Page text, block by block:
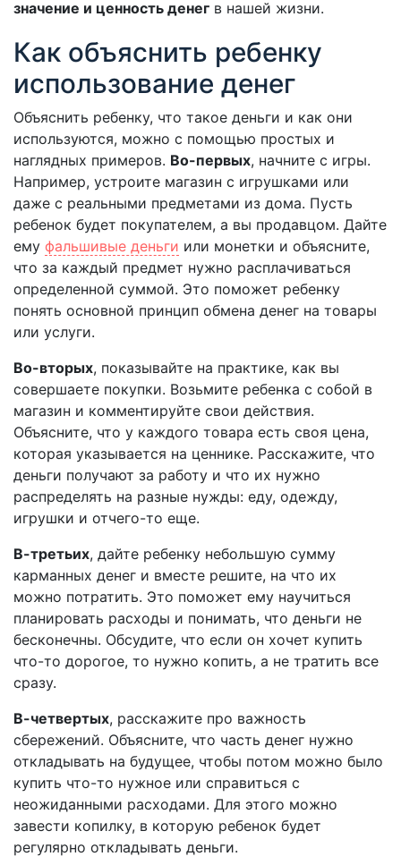
значение и ценность денег в нашей жизни.
Как объяснить ребенку
использование денег
Объяснить ребенку, что такое деньги и как они
используются, можно с помощью простых и
наглядных примеров. Во-первых, начните с игры.
Например, устроите магазин с игрушками или
даже с реальными предметами из дома. Пусть
ребенок будет покупателем, а вы продавцом. Дайте
ему фальшивые деньги или монетки и объясните,
что за каждый предмет нужно расплачиваться
определенной суммой. Это поможет ребенку
понять основной принцип обмена денег на товары
или услуги.
Во-вторых, показывайте на практике, как вы
совершаете покупки. Возьмите ребенка с собой в
магазин и комментируйте свои действия.
Объясните, что у каждого товара есть своя цена,
которая указывается на ценнике. Расскажите, что
деньги получают за работу и что их нужно
распределять на разные нужды: еду, одежду,
игрушки и отчего-то еще.
В-третьих, дайте ребенку небольшую сумму
карманных денег и вместе решите, на что их
можно потратить. Это поможет ему научиться
планировать расходы и понимать, что деньги не
бесконечны. Обсудите, что если он хочет купить
что-то дорогое, то нужно копить, а не тратить все
сразу.
В-четвертых, расскажите про важность
сбережений. Объясните, что часть денег нужно
откладывать на будущее, чтобы потом можно было
купить что-то нужное или справиться с
неожиданными расходами. Для этого можно
завести копилку, в которую ребенок будет
регулярно откладывать деньги.